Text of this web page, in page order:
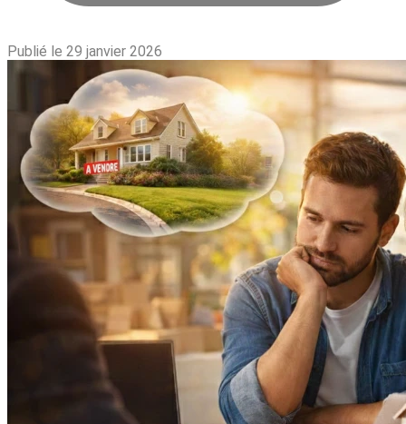
Publié le 29 janvier 2026